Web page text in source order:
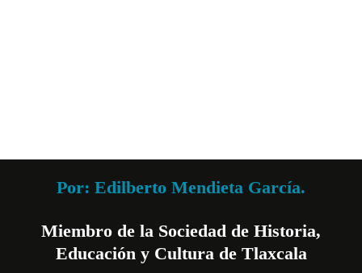
Por: Edilberto Mendieta García.
Miembro de la Sociedad de Historia,
Educación y Cultura de Tlaxcala